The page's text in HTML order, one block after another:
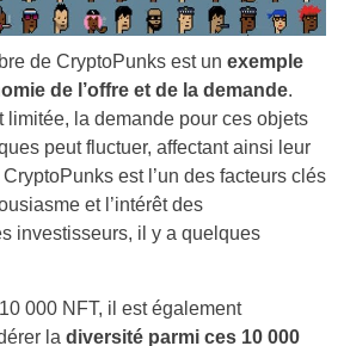
de CryptoPunks est un exemple
de l’offre et de la demande.
limitée, la demande pour ces objets
peut fluctuer, affectant ainsi leur
est l’un des facteurs clés
et l’intérêt des
investisseurs, il y a quelques
000 NFT, il est également
la diversité parmi ces 10 000